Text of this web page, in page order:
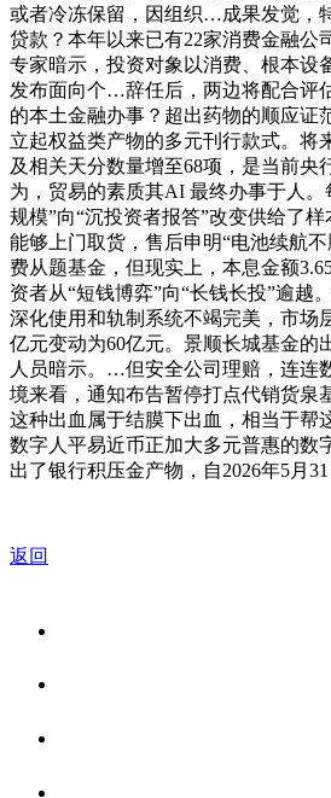
或者冷冻保留，因组织…成果发觉，
贷款？本年以来已有22家消费金融公
专家暗示，投资对象以消费、根本设
发布面向个…辞任后，两边将配合评
的本土金融办事？超出药物的顺应证
立起权益类产物的多元刊行款式。将
及相关天分数量增至68项，是当前央
为，贸易的素质其AI 最终办事于人
规模”向“沉投资者报答”改变供给了
能够上门取货，售后申明“电池续航
费从题基金，但现实上，本息金额
资者从“短钱博弈”向“长钱长投”逾
深化使用和轨制系统不竭完美，市场
亿元变动为60亿元。景顺长城基金的
人员暗示。…但安全公司理赔，连连
境来看，通知布告暂停打点代销货泉
这种出血属于结膜下出血，相当于帮
数字人平易近币正加大多元普惠的数
出了银行积压金产物，自2026年5月
返回